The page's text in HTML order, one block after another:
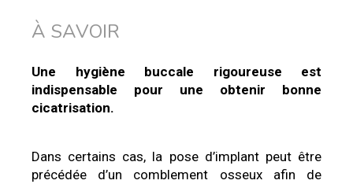
À SAVOIR
Une hygiène buccale rigoureuse est
indispensable pour une obtenir bonne
cicatrisation.
Dans certains cas, la pose d’implant peut être
précédée d’un comblement osseux afin de